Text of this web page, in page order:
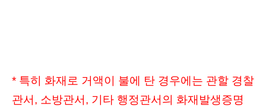
* 특히 화재로 거액이 불에 탄 경우에는 관할 경찰
관서, 소방관서, 기타 행정관서의 화재발생증명